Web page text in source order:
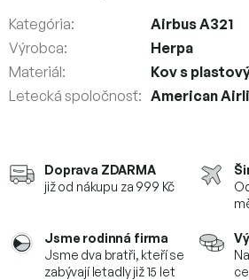
Doprava ZDARMA
již od nákupu za 999 Kč
Jsme rodinná firma
Jsme dva bratři, kteří se
zabývají letadly již 15 let
Kategória:
Airbus A321
Výrobca:
Herpa
Materiál:
Kov s
Letecká spoločnosť: American